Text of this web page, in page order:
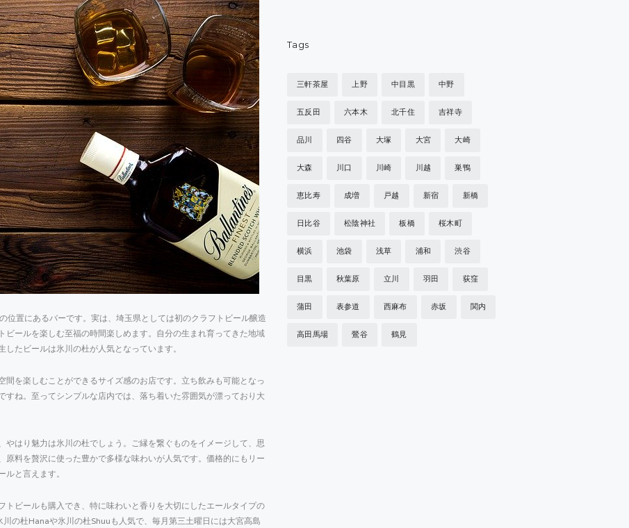
位置にあるバーです。実は、埼玉県としては初のクラフトビール醸造
ビールを楽しむ至福の時間楽しめます。自分の生まれ育ってきた地域
たビールは氷川の杜が人気となっています。
を楽しむことができるサイズ感のお店です。立ち飲みも可能となっ
ね。至ってシンプルな店内では、落ち着いた雰囲気が漂っており大
はり魅力は氷川の杜でしょう。ご縁を繋ぐものをイメージして、思
原料を贅沢に使った豊かで多様な味わいが人気です。価格的にもリー
と言えます。
トビールも購入でき、特に味わいと香りを大切にしたエールタイプの
の杜Hanaや氷川の杜Shuuも人気で、毎月第三土曜日には大宮高島
Tags
三軒茶屋 上野 中目黒 中野
五反田 六本木 北千住 吉祥寺
品川 四谷 大塚 大宮 大崎
大森 川口 川崎 川越 巣鴨
恵比寿 成増 戸越 新宿 新橋
日比谷 松陰神社 板橋 桜木町
横浜 池袋 浅草 浦和 渋谷
目黒 秋葉原 立川 羽田 荻窪
蒲田 表参道 西麻布 赤坂 関内
高田馬場 鶯谷 鶴見